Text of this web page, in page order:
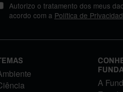
Autorizo o tratamento dos meus
acordo com a Política de
A